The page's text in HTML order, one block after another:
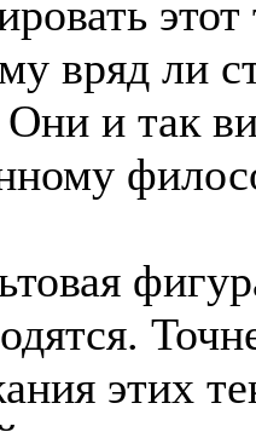
вряд ли
Они и так
этих